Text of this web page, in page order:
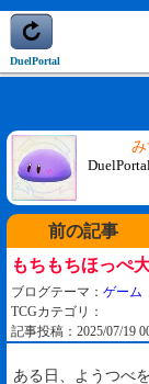
DuelPortal
前の記事
もちもちほっぺ
ブログテーマ： ゲーム
TCGカテゴリ：
記事投稿：2025/07/19
ある日、ようつべ